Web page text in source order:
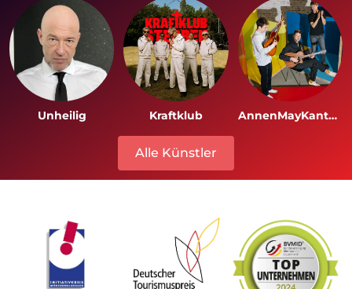
Unheilig Kraftklub AnnenMayKantereit
Alle Künstler